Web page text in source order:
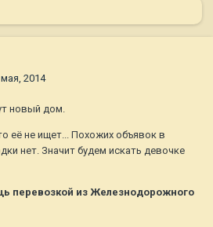
2014
новый дом.
её не ищет... Похожих объявок в
нет. Значит будем искать девочке
перевозкой из Железнодорожного